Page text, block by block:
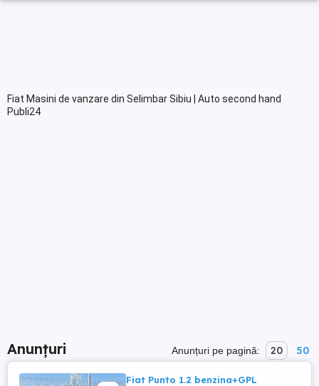
Fiat Masini de vanzare din Selimbar Sibiu | Auto second hand
Publi24
Anunțuri Anunțuri pe pagină: 20 50
Fiat Punto 1.2 benzina+GPL